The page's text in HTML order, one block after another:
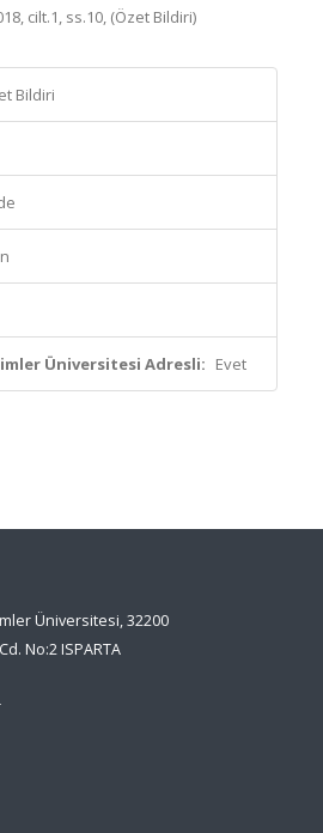
cilt.1, ss.10, (Özet Bildiri)
Bildiri
Üniversitesi Adresli: Evet
Üniversitesi, 32200
No:2 ISPARTA